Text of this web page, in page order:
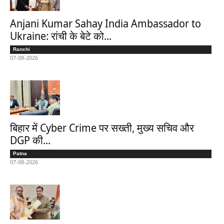
Anjani Kumar Sahay India Ambassador to
Ukraine: रांची के बेटे को...
Ranchi
07-08-2026
बिहार में Cyber Crime पर सख्ती, मुख्य सचिव और
DGP की...
Patna
07-08-2026